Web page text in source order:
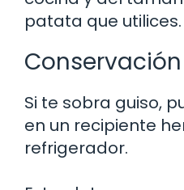
patata que utilices.
Si te sobra guiso,
en un recipiente
refrigerador.